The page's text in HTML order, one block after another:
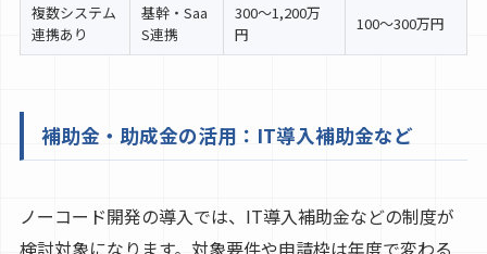
複数システム
連携あり
基幹・Saa
S連携
300〜1,200万
円
100〜300万円
補助金・助成金の活用：IT導入補助金など
ノーコード開発の導入では、IT導入補助金などの制度が
検討対象になります。対象要件や申請枠は年度で変わる